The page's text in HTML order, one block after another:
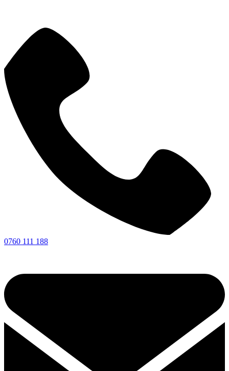
0760 111 188